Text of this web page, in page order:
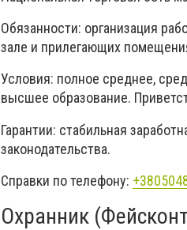
Обязанности: организация
зале и прилегающих
Условия: полное среднее,
высшее образование.
Гарантии: стабильная
законодательства.
Справки по телефону:
Охpанник